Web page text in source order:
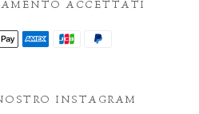
ACCETTATI
INSTAGRAM